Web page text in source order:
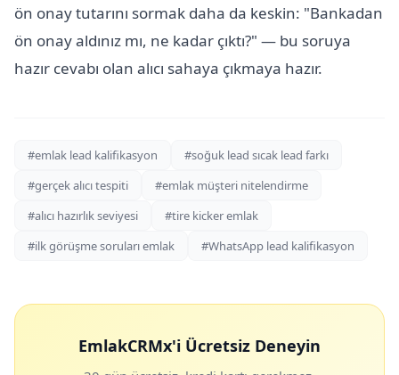
ön onay tutarını sormak daha da keskin: "Bankadan
ön onay aldınız mı, ne kadar çıktı?" — bu soruya
hazır cevabı olan alıcı sahaya çıkmaya hazır.
#emlak lead kalifikasyon
#soğuk lead sıcak lead farkı
#gerçek alıcı tespiti
#emlak müşteri nitelendirme
#alıcı hazırlık seviyesi
#tire kicker emlak
#ilk görüşme soruları emlak
#WhatsApp lead kalifikasyon
EmlakCRMx'i Ücretsiz Deneyin